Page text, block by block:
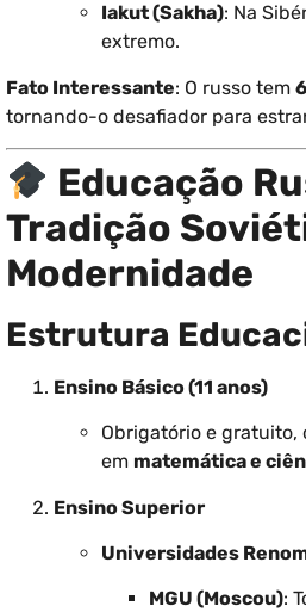
Iakut (Sakha): Na
extremo.
Fato Interessante: O russo tem
tornando-o desafiador para
Educação
Tradição
Modernidade
Estrutura
Ensino Básico (11 anos)
Obrigatório e gratuito,
em matemática e
Ensino Superior
Universidades
MGU (Moscou):